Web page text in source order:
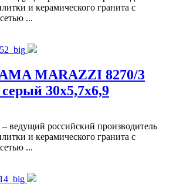
и керамического гранита с
...
MARAZZI 8270/3
30х5,7х6,9
ведущий российский производитель
и керамического гранита с
...